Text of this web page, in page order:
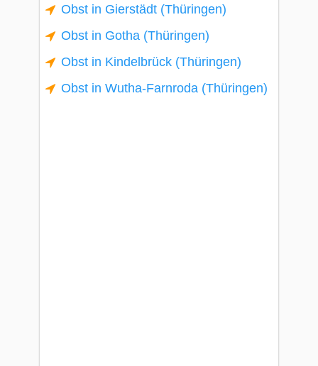
Obst in Gierstädt (Thüringen)
Obst in Gotha (Thüringen)
Obst in Kindelbrück (Thüringen)
Obst in Wutha-Farnroda (Thüringen)